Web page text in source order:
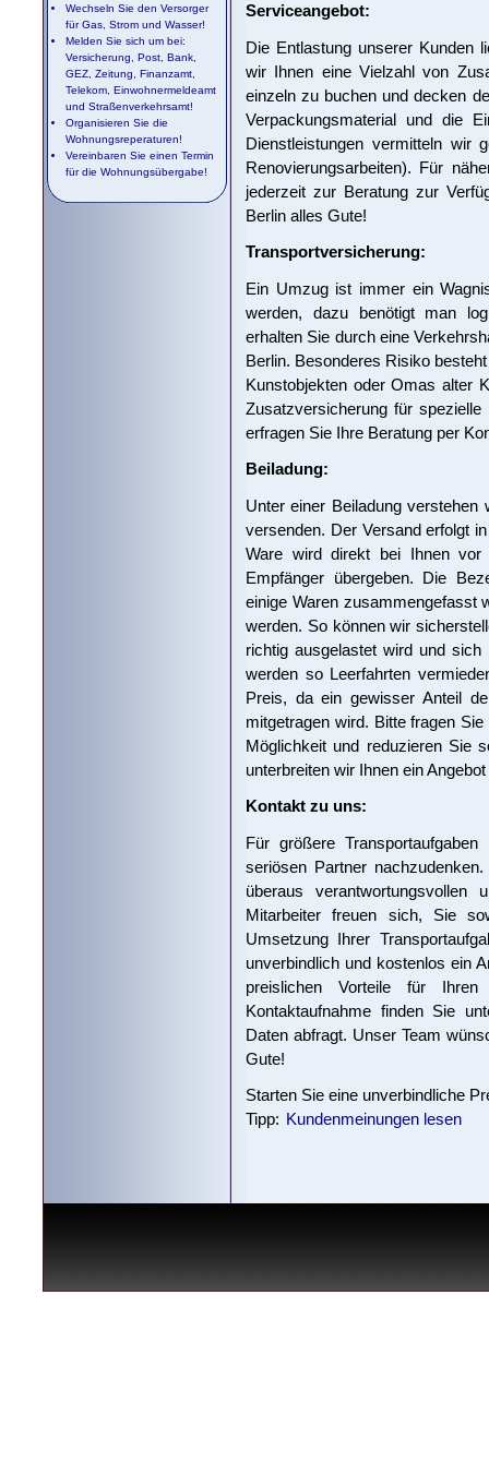
Serviceangebot:
Die Entlastung unserer Kunden
wir Ihnen eine Vielzahl von
einzeln zu buchen und decken
Verpackungsmaterial und die
Dienstleistungen vermitteln wir
Renovierungsarbeiten). Für
jederzeit zur Beratung zur
Berlin alles Gute!
Transportversicherung:
Ein Umzug ist immer ein
werden, dazu benötigt man
erhalten Sie durch eine
Berlin. Besonderes Risiko
Kunstobjekten oder Omas alter
Zusatzversicherung für
erfragen Sie Ihre Beratung per
Beiladung:
Unter einer Beiladung
versenden. Der Versand erfolgt
Ware wird direkt bei Ihnen
Empfänger übergeben. Die
einige Waren zusammengefasst
werden. So können wir
richtig ausgelastet wird und
werden so Leerfahrten
Preis, da ein gewisser Anteil
mitgetragen wird. Bitte fragen
Möglichkeit und reduzieren Sie
unterbreiten wir Ihnen ein
Kontakt zu uns:
Für größere
seriösen Partner
überaus verantwortungsvollen
Mitarbeiter freuen sich, Sie
Umsetzung Ihrer
unverbindlich und kostenlos ein
preislichen Vorteile für
Kontaktaufnahme finden Sie
Daten abfragt. Unser Team
Gute!
Starten Sie eine unverbindliche
Tipp: Kundenmeinungen lesen
Wechseln Sie den Versorger
für Gas, Strom und Wasser!
Melden Sie sich um bei:
Versicherung, Post, Bank,
GEZ, Zeitung, Finanzamt,
Telekom, Einwohnermeldeamt
und Straßenverkehrsamt!
Organisieren Sie die
Wohnungsreperaturen!
Vereinbaren Sie einen Termin
für die Wohnungsübergabe!